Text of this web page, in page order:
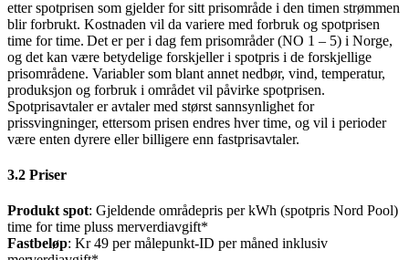
etter spotprisen som gjelder for sitt prisområde i den timen strømmen
blir forbrukt. Kostnaden vil da variere med forbruk og spotprisen
time for time. Det er per i dag fem prisområder (NO 1 – 5) i Norge,
og det kan være betydelige forskjeller i spotpris i de forskjellige
prisområdene. Variabler som blant annet nedbør, vind, temperatur,
produksjon og forbruk i området vil påvirke spotprisen.
Spotprisavtaler er avtaler med størst sannsynlighet for
prissvingninger, ettersom prisen endres hver time, og vil i perioder
være enten dyrere eller billigere enn fastprisavtaler.
3.2 Priser
Produkt spot: Gjeldende områdepris per kWh (spotpris Nord Pool)
time for time pluss merverdiavgift*
Fastbeløp: Kr 49 per målepunkt-ID per måned inklusiv